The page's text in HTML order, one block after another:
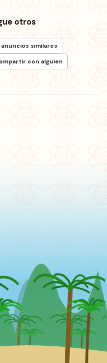
otros
similares
con alguien